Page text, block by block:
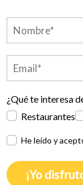
¿Qué te interesa
Restaurantes
He leído y
¡Yo